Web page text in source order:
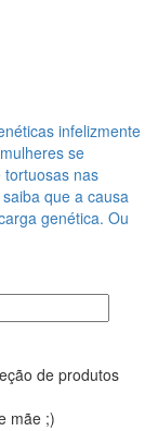
infelizmente
se
nas
que a causa
genética. Ou
de produtos
mãe ;)